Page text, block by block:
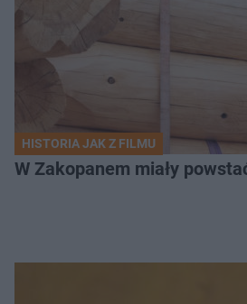
HISTORIA JAK Z FILMU
W Zakopanem miały